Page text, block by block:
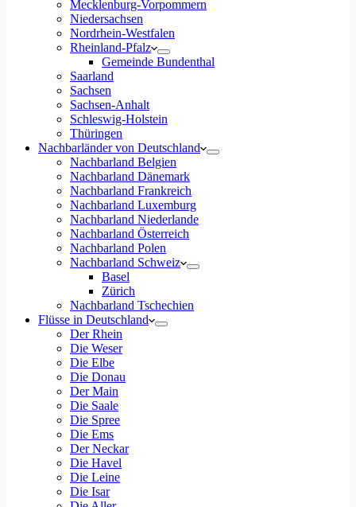
Mecklenburg-Vorpommern
Niedersachsen
Nordrhein-Westfalen
Rheinland-Pfalz
Gemeinde Bundenthal
Saarland
Sachsen
Sachsen-Anhalt
Schleswig-Holstein
Thüringen
Nachbarländer von Deutschland
Nachbarland Belgien
Nachbarland Dänemark
Nachbarland Frankreich
Nachbarland Luxemburg
Nachbarland Niederlande
Nachbarland Österreich
Nachbarland Polen
Nachbarland Schweiz
Basel
Zürich
Nachbarland Tschechien
Flüsse in Deutschland
Der Rhein
Die Weser
Die Elbe
Die Donau
Der Main
Die Saale
Die Spree
Die Ems
Der Neckar
Die Havel
Die Leine
Die Isar